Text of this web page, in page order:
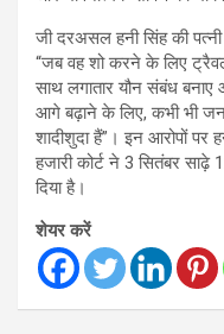
जी दरअसल हनी सिंह की
“जब वह शो करने के लिए
साथ लगातार यौन संबंध
आगे बढ़ाने के लिए, कभी भी
शादीशुदा हैं”। इन आरोपों पर
हजारी कोर्ट ने 3 सितंबर
दिया है।
शेयर करें